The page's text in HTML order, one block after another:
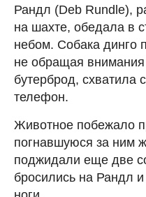
Рандл (Deb Rundle),
на шахте, обедала в
небом. Собака динго
не обращая
бутерброд, схватила
телефон.
Животное побежало
погнавшуюся за ним
поджидали еще две
бросились на Рандл и